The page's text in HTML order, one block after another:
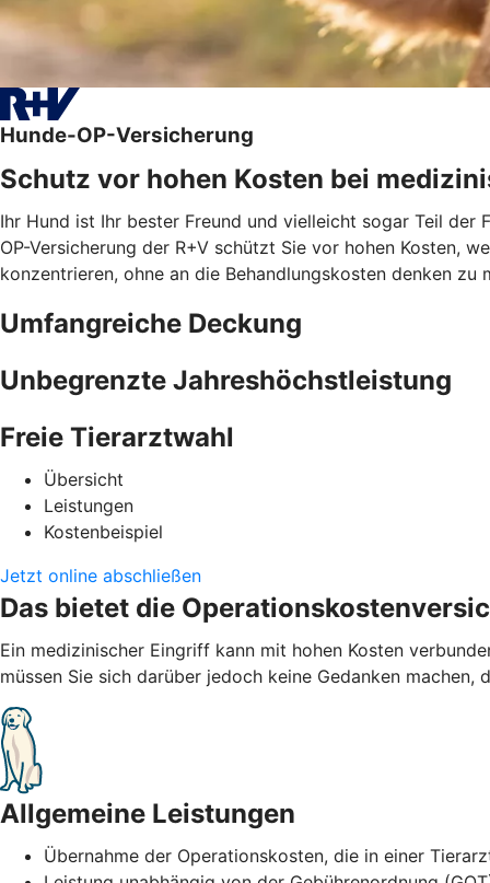
Hunde-OP-Versicherung
Schutz vor hohen Kosten bei
Ihr Hund ist Ihr bester Freund und vielleicht sogar Teil der
OP-Versicherung der R+V schützt Sie vor hohen Kosten,
konzentrieren, ohne an die Behandlungskosten denken zu
Umfangreiche Deckung
Unbegrenzte Jahreshöchstleistung
Freie Tierarztwahl
Übersicht
Leistungen
Kostenbeispiel
Jetzt online abschließen
Das bietet die
Ein medizinischer Eingriff kann mit hohen Kosten
müssen Sie sich darüber jedoch keine Gedanken
Allgemeine Leistungen
Übernahme der Operationskosten, die in einer